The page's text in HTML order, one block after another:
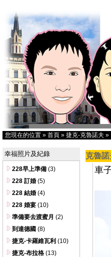
您現在的位置 » 首頁 » 捷克-克魯諾夫 »
幸福照片及紀錄
228早上準備 (3)
228 訂婚 (5)
228 結婚 (4)
228 婚宴 (10)
準備要去渡蜜月 (2)
到達德國 (8)
捷克-卡羅維瓦利 (10)
捷克-布拉格 (13)
克魯
車